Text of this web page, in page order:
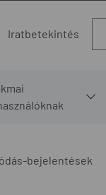
Iratbetekintés
bejelentések